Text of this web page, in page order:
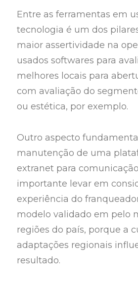
Entre as ferramentas em
tecnologia é um dos
maior assertividade na
usados softwares para
melhores locais para
com avaliação do
ou estética, por exemplo.
Outro aspecto
manutenção de uma
extranet para
importante levar em
experiência do
modelo validado em pelo
regiões do país, porque a
adaptações regionais
resultado.